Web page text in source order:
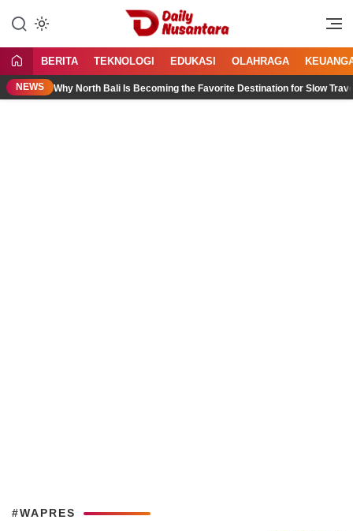
konten
Daily Nusantara
Menyajikan Fakta, Menginspirasi
BERITA TEKNOLOGI EDUKASI OLAHRAGA
NEWSWhy North Bali Is Becoming the Favorite Destination for Slow
#WAPRES